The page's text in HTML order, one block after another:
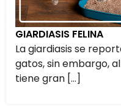
GIARDIASIS FELINA
La giardiasis se
gatos, sin embargo,
tiene gran […]